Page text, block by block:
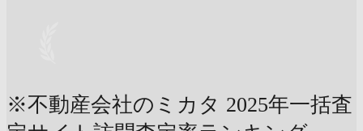
※不動産会社のミカタ 2025年一括査